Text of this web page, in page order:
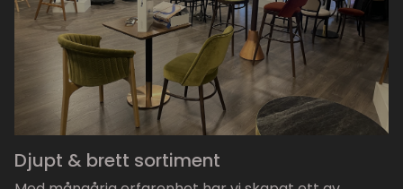
Djupt & brett sortiment